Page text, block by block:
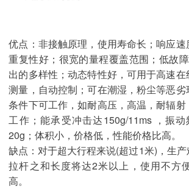
优点：非接触原理，使用寿命长；响应速
重复性好；很宽的量程覆盖范围；低故
出的多样性；动态特性好，可用于高速
测量，自动控制；可在潮湿，粉尘等恶
条件下可工作，如耐高压，高温，耐辐
工作；能承受冲击达150g/11ms ，振
20g；体积小，价格低，性能价格比高。
缺点：对于超大行程来说(超过1米)，生
拉杆之和长度将达2米以上，使用不方
高。